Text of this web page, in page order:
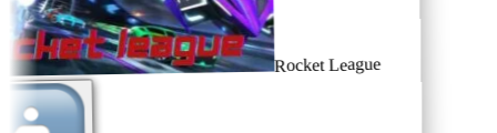
Rocket League